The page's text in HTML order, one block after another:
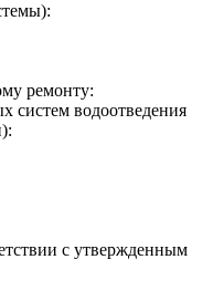
ремонту:
систем водоотведения
с утвержденным